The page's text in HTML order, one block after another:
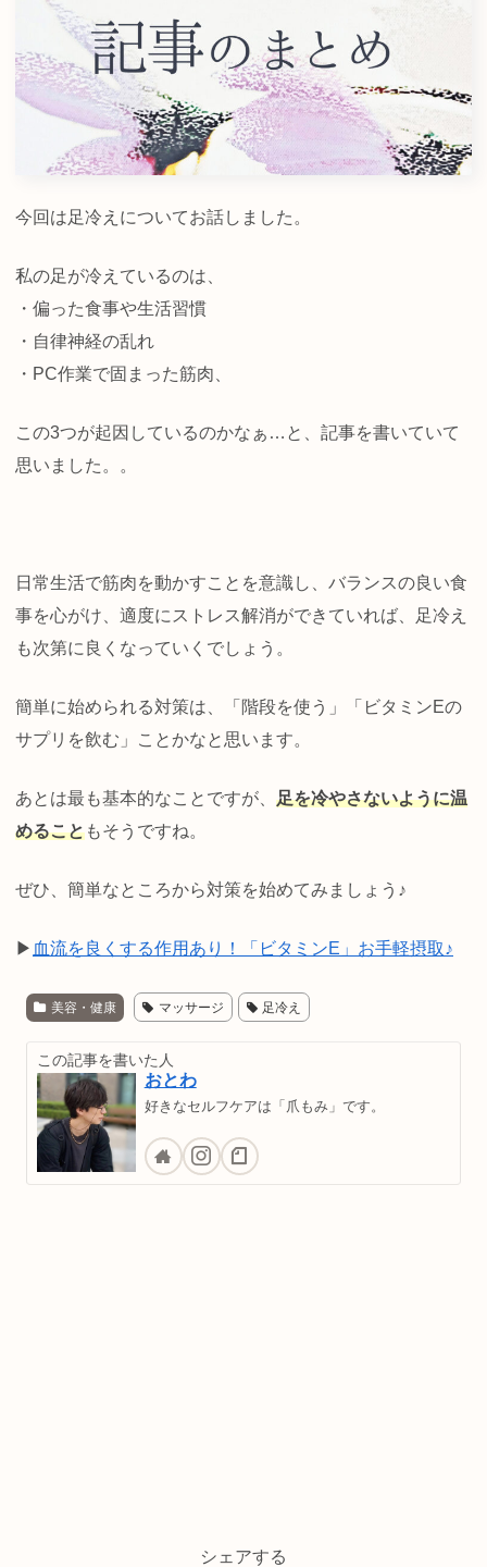
今回は足冷えについてお話しました。
私の足が冷えているのは、
・偏った食事や生活習慣
・自律神経の乱れ
・PC作業で固まった筋肉、
この3つが起因しているのかなぁ…と、記事を書いていて
思いました。。
日常生活で筋肉を動かすことを意識し、バランスの良い食
事を心がけ、適度にストレス解消ができていれば、足冷え
も次第に良くなっていくでしょう。
簡単に始められる対策は、「階段を使う」「ビタミンEの
サプリを飲む」ことかなと思います。
あとは最も基本的なことですが、 足を冷やさないように温
めることもそうですね。
ぜひ、簡単なところから対策を始めてみましょう♪
▶ 血流を良くする作用あり！「ビタミンE」お手軽摂取♪
美容・健康 マッサージ 足冷え
この記事を書いた人
おとわ
好きなセルフケアは「爪もみ」です。
シェアする